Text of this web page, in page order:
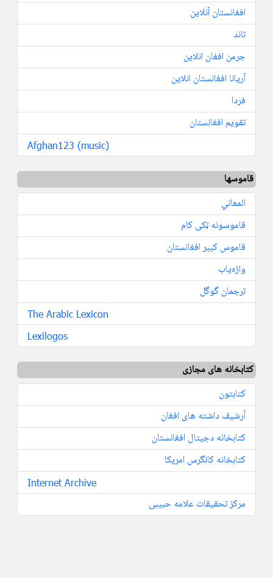
افغانستان آنلاین
تاند
جرمن افغان انلاین
آریانا افغانستان انلاین
فردا
تقویم افغانستان
Afghan123 (music)
قاموسها
المعاني
قاموسونه ټکی کام
قاموس کبیر افغانستان
واژه‌یاب
ترجمان گوگل
The Arabic Lexicon
Lexilogos
کتابخانه های مجازی
کتابتون
آرشیڤ داشته های افغان
کتابخانه دجیتال افغانستان
کتابخانه کانگرس امریکا
Internet Archive
مرکز تحقيقات علامه حبيبى